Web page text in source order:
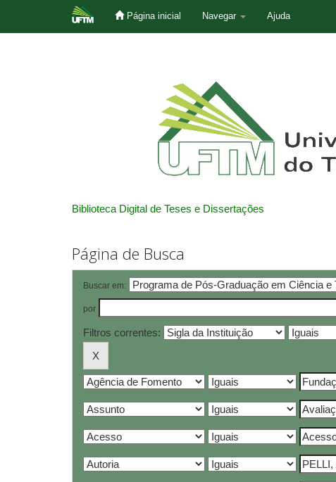
Página inicial Navegar Ajuda
Biblioteca Digital de Teses e Dissertações
Página de Busca
Buscar em:
por
Filtros correntes: